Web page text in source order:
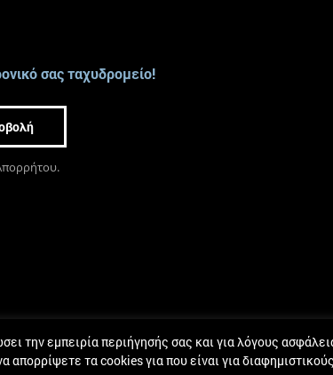
σας ταχυδρομείο!
.
Sports Clinic. Ανάπτυξη απόΠήγασος Πληροφορική
την εμπειρία περιήγησής σας και για λόγους
τα cookies για που είναι για